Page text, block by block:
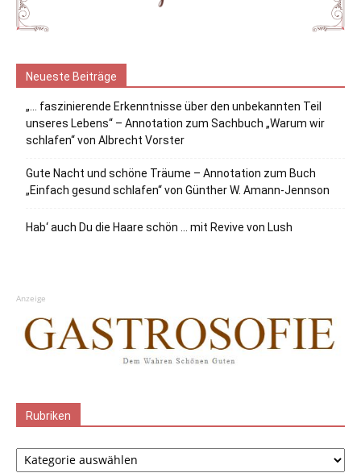
Neueste Beiträge
„… faszinierende Erkenntnisse über den unbekannten Teil
unseres Lebens“ – Annotation zum Sachbuch „Warum wir
schlafen“ von Albrecht Vorster
Gute Nacht und schöne Träume – Annotation zum Buch
„Einfach gesund schlafen“ von Günther W. Amann-Jennson
Hab‘ auch Du die Haare schön … mit Revive von Lush
Anzeige
Rubriken
Rubriken